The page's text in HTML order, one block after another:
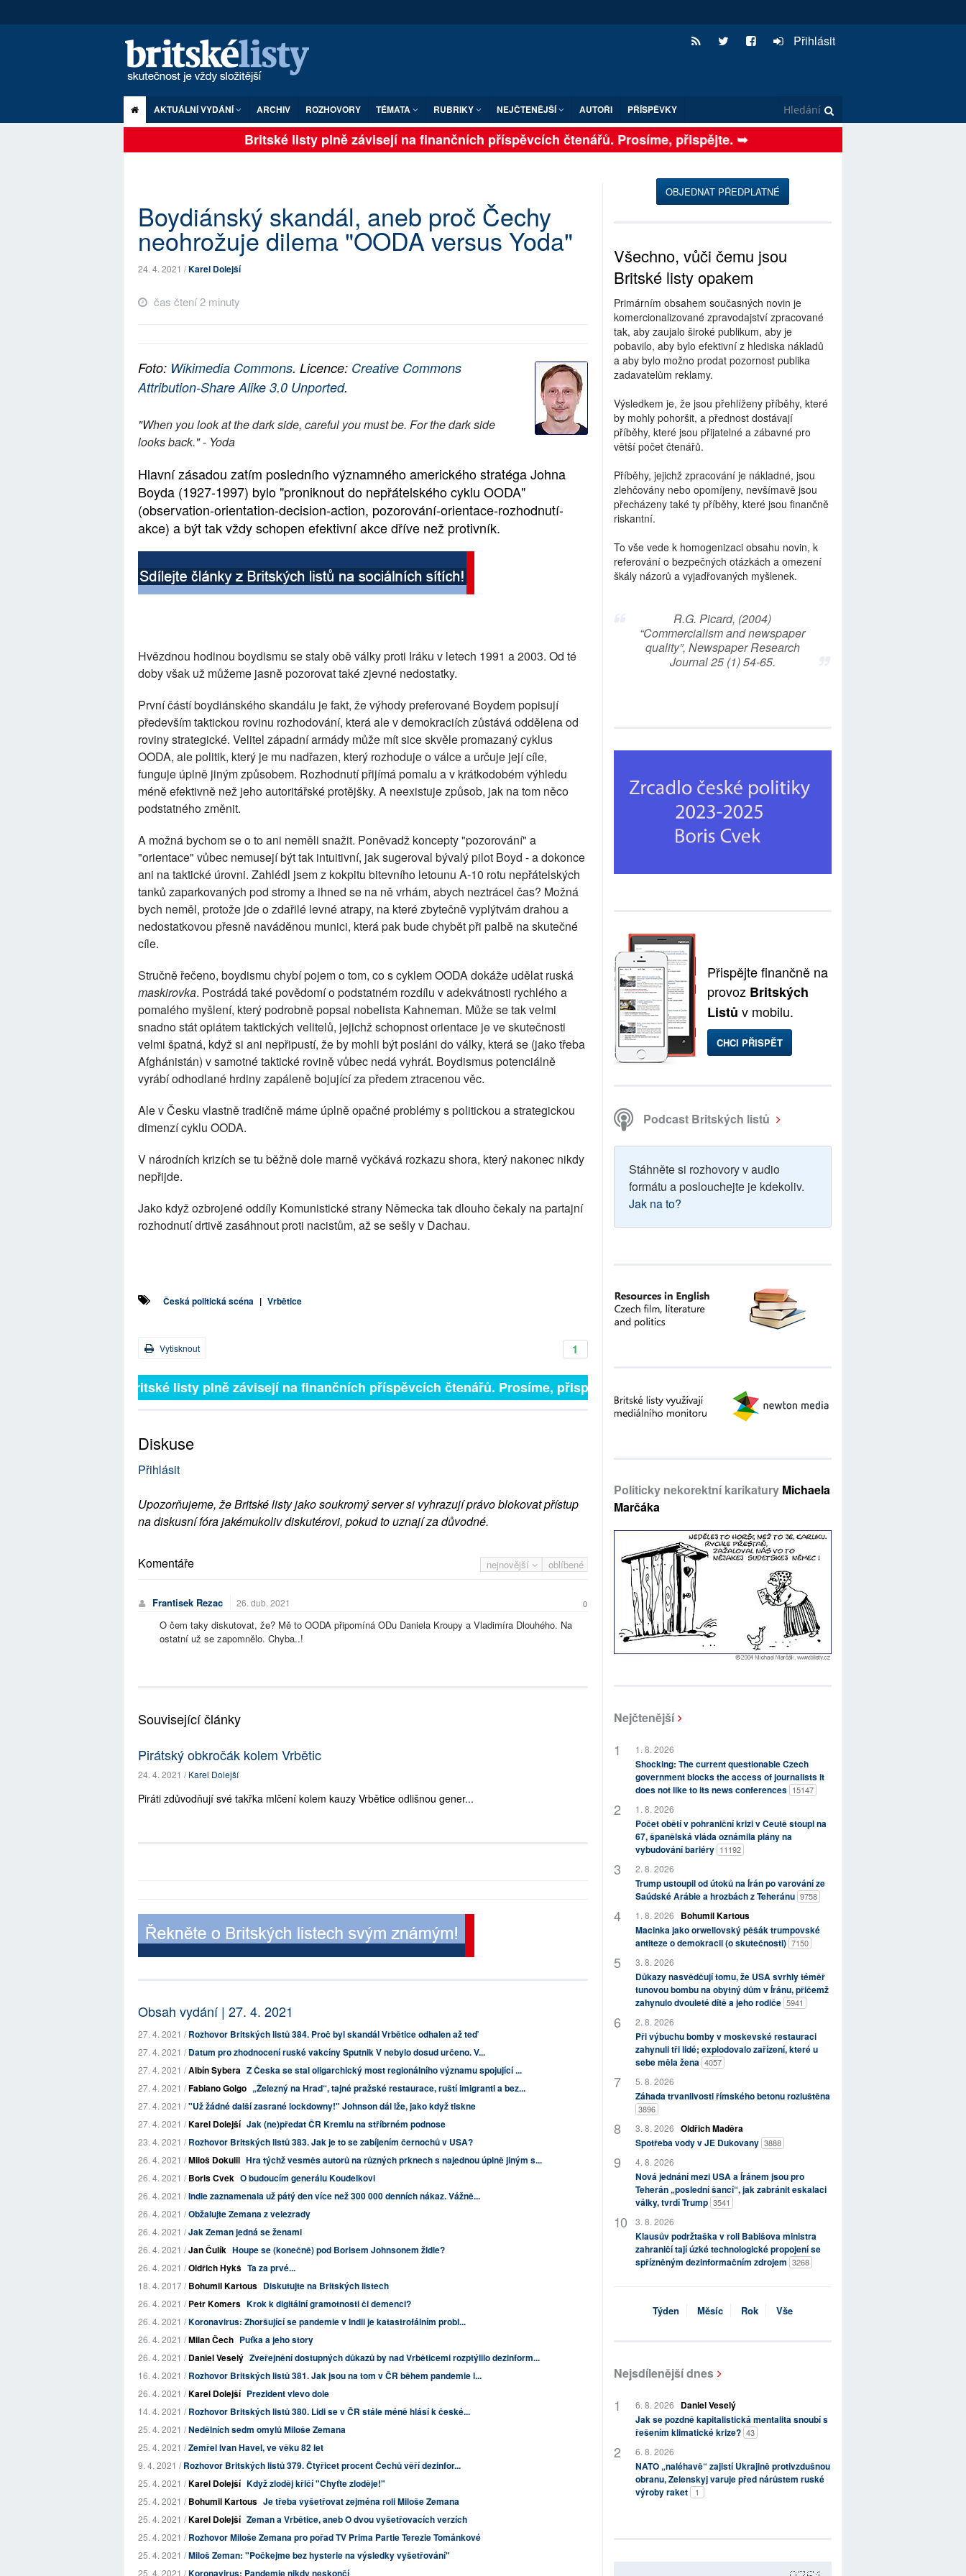
Přihlásit
AKTUÁLNÍ VYDÁNÍ ARCHIV ROZHOVORY TÉMATA RUBRIKY NEJČTENĚJŠÍ AUTOŘI PŘÍSPĚVKY
Britské listy plně závisejí na finančních příspěvcích čtenářů. Prosíme, přispějte. ➥
Boydiánský skandál, aneb proč Čechy
neohrožuje dilema "OODA versus Yoda"
24. 4. 2021 /Karel Dolejší
čas čtení 2 minuty
Foto: Wikimedia Commons. Licence: Creative Commons
Attribution-Share Alike 3.0 Unported.
"When you look at the dark side, careful you must be. For the dark side
looks back." - Yoda
Hlavní zásadou zatím posledního významného amerického stratéga Johna
Boyda (1927-1997) bylo "proniknout do nepřátelského cyklu OODA"
(observation-orientation-decision-action, pozorování-orientace-rozhodnutí-
akce) a být tak vždy schopen efektivní akce dříve než protivník.
Hvězdnou hodinou boydismu se staly obě války proti Iráku v letech 1991 a 2003. Od té
doby však už můžeme jasně pozorovat také zjevné nedostatky.
První částí boydiánského skandálu je fakt, že výhody preferované Boydem popisují
především taktickou rovinu rozhodování, která ale v demokraciích zůstává oddělena od
roviny strategické. Velitel západní armády může mít sice skvěle promazaný cyklus
OODA, ale politik, který je mu nadřazen, který rozhoduje o válce a určuje její cíle,
funguje úplně jiným způsobem. Rozhodnutí přijímá pomalu a v krátkodobém výhledu
méně efektivně než jeho autoritářské protějšky. A neexistuje způsob, jak na tom něco
podstatného změnit.
A možná bychom se o to ani neměli snažit. Poněvadž koncepty "pozorování" a
"orientace" vůbec nemusejí být tak intuitivní, jak sugeroval bývalý pilot Boyd - a dokonce
ani na taktické úrovni. Zahlédl jsem z kokpitu bitevního letounu A-10 rotu nepřátelských
tanků zaparkovaných pod stromy a ihned se na ně vrhám, abych neztrácel čas? Možná
bych neměl, protože jde o zdařilé levné atrapy, na které zbytečně vyplýtvám drahou a
nedostatkovou přesně naváděnou munici, která pak bude chybět při palbě na skutečné
cíle.
Stručně řečeno, boydismu chybí pojem o tom, co s cyklem OODA dokáže udělat ruská
maskirovka. Postrádá také povědomí o podstatném rozdílu v adekvátnosti rychlého a
pomalého myšlení, který podrobně popsal nobelista Kahneman. Může se tak velmi
snadno stát opiátem taktických velitelů, jejichž schopnost orientace je ve skutečnosti
velmi špatná, když si ani nepřipustí, že by mohli být posláni do války, která se (jako třeba
Afghánistán) v samotné taktické rovině vůbec nedá vyhrát. Boydismus potenciálně
vyrábí odhodlané hrdiny zapáleně bojující za předem ztracenou věc.
Ale v Česku vlastně tradičně máme úplně opačné problémy s politickou a strategickou
dimenzí cyklu OODA.
V národních krizích se tu běžně dole marně vyčkává rozkazu shora, který nakonec nikdy
nepřijde.
Jako když ozbrojené oddíly Komunistické strany Německa tak dlouho čekaly na partajní
rozhodnutí drtivě zasáhnout proti nacistům, až se sešly v Dachau.
Česká politická scéna | Vrbětice
1
Vytisknout
Britské listy plně závisejí na finančních příspěvcích čtenářů. Prosíme, přispějte. ➥
Diskuse
Přihlásit
Upozorňujeme, že Britské listy jako soukromý server si vyhrazují právo blokovat přístup
na diskusní fóra jakémukoliv diskutérovi, pokud to uznají za důvodné.
nejnovější oblíbené
Komentáře
Frantisek Rezac 26. dub. 2021 0
O čem taky diskutovat, že? Mě to OODA připomíná ODu Daniela Kroupy a Vladimíra Dlouhého. Na
ostatní už se zapomnělo. Chyba..!
Související články
Pirátský obkročák kolem Vrbětic
24. 4. 2021 /Karel Dolejší
Piráti zdůvodňují své takřka mlčení kolem kauzy Vrbětice odlišnou gener...
Obsah vydání | 27. 4. 2021
27. 4. 2021 /Rozhovor Britských listů 384. Proč byl skandál Vrbětice odhalen až teď
27. 4. 2021 /Datum pro zhodnocení ruské vakcíny Sputnik V nebylo dosud určeno. V...
27. 4. 2021 /Albín Sybera Z Česka se stal oligarchický most regionálního významu spojující ...
27. 4. 2021 /Fabiano Golgo „Železný na Hrad“, tajné pražské restaurace, ruští imigranti a bez...
27. 4. 2021 /"Už žádné další zasrané lockdowny!" Johnson dál lže, jako když tiskne
27. 4. 2021 /Karel Dolejší Jak (ne)předat ČR Kremlu na stříbrném podnose
23. 4. 2021 /Rozhovor Britských listů 383. Jak je to se zabíjením černochů v USA?
26. 4. 2021 /Miloš Dokulil Hra týchž vesměs autorů na různých prknech s najednou úplně jiným s...
26. 4. 2021 /Boris Cvek O budoucím generálu Koudelkovi
26. 4. 2021 /Indie zaznamenala už pátý den více než 300 000 denních nákaz. Vážně...
26. 4. 2021 /Obžalujte Zemana z velezrady
26. 4. 2021 /Jak Zeman jedná se ženami
26. 4. 2021 /Jan Čulík Houpe se (konečně) pod Borisem Johnsonem židle?
26. 4. 2021 /Oldřich Hykš Ta za prvé...
18. 4. 2017 /Bohumil Kartous Diskutujte na Britských listech
26. 4. 2021 /Petr Komers Krok k digitální gramotnosti či demenci?
26. 4. 2021 /Koronavirus: Zhoršující se pandemie v Indii je katastrofálním probl...
26. 4. 2021 /Milan Čech Puťka a jeho story
26. 4. 2021 /Daniel Veselý Zveřejnění dostupných důkazů by nad Vrběticemi rozptýlilo dezinform...
16. 4. 2021 /Rozhovor Britských listů 381. Jak jsou na tom v ČR během pandemie l...
26. 4. 2021 /Karel Dolejší Prezident vlevo dole
14. 4. 2021 /Rozhovor Britských listů 380. Lidi se v ČR stále méně hlásí k české...
25. 4. 2021 /Nedělních sedm omylů Miloše Zemana
25. 4. 2021 /Zemřel Ivan Havel, ve věku 82 let
9. 4. 2021 /Rozhovor Britských listů 379. Čtyřicet procent Čechů věří dezinfor...
25. 4. 2021 /Karel Dolejší Když zloděj křičí "Chyťte zloděje!"
25. 4. 2021 /Bohumil Kartous Je třeba vyšetřovat zejména roli Miloše Zemana
25. 4. 2021 /Karel Dolejší Zeman a Vrbětice, aneb O dvou vyšetřovacích verzích
25. 4. 2021 /Rozhovor Miloše Zemana pro pořad TV Prima Partie Terezie Tománkové
25. 4. 2021 /Miloš Zeman: "Počkejme bez hysterie na výsledky vyšetřování"
25. 4. 2021 /Koronavirus: Pandemie nikdy neskončí
OBJEDNAT PŘEDPLATNÉ
Všechno, vůči čemu jsou
Britské listy opakem
Primárním obsahem současných novin je
komercionalizované zpravodajství zpracované
tak, aby zaujalo široké publikum, aby je
pobavilo, aby bylo efektivní z hlediska nákladů
a aby bylo možno prodat pozornost publika
zadavatelům reklamy.
Výsledkem je, že jsou přehlíženy příběhy, které
by mohly pohoršit, a přednost dostávají
příběhy, které jsou přijatelné a zábavné pro
větší počet čtenářů.
Příběhy, jejichž zpracování je nákladné, jsou
zlehčovány nebo opomíjeny, nevšímavě jsou
přecházeny také ty příběhy, které jsou finančně
riskantní.
To vše vede k homogenizaci obsahu novin, k
referování o bezpečných otázkách a omezení
škály názorů a vyjadřovaných myšlenek.
R.G. Picard, (2004)
“Commercialism and newspaper
quality”, Newspaper Research
Journal 25 (1) 54-65.
Přispějte finančně na
provoz Britských
Listů v mobilu.
CHCI PŘISPĚT
Podcast Britských listů
Stáhněte si rozhovory v audio
formátu a poslouchejte je kdekoliv.
Jak na to?
Politicky nekorektní karikatury Michaela
Marčáka
Nejčtenější
1. 8. 2026
Shocking: The current questionable Czech
government blocks the access of journalists it
does not like to its news conferences 15147
1. 8. 2026
Počet obětí v pohraniční krizi v Ceutě stoupl na
67, španělská vláda oznámila plány na
vybudování bariéry 11192
2. 8. 2026
Trump ustoupil od útoků na Írán po varování ze
Saúdské Arábie a hrozbách z Teheránu 9758
1. 8. 2026
Bohumil Kartous
Macinka jako orwellovský pěšák trumpovské
antiteze o demokracii (o skutečnosti) 7150
3. 8. 2026
Důkazy nasvědčují tomu, že USA svrhly téměř
tunovou bombu na obytný dům v Íránu, přičemž
zahynulo dvouleté dítě a jeho rodiče 5941
2. 8. 2026
Při výbuchu bomby v moskevské restauraci
zahynuli tři lidé; explodovalo zařízení, které u
sebe měla žena 4057
5. 8. 2026
Záhada trvanlivosti římského betonu rozluštěna
3896
3. 8. 2026 Oldřich Maděra
Spotřeba vody v JE Dukovany 3888
4. 8. 2026
Nová jednání mezi USA a Íránem jsou pro
Teherán „poslední šancí“, jak zabránit eskalaci
války, tvrdí Trump 3541
3. 8. 2026
Klausův podržtaška v roli Babišova ministra
zahraničí tají úzké technologické propojení se
spřízněným dezinformačním zdrojem 3268
Týden Měsíc Rok Vše
Nejsdílenější dnes
6. 8. 2026
Daniel Veselý
Jak se pozdně kapitalistická mentalita snoubí s
řešením klimatické krize? 43
6. 8. 2026
NATO „naléhavě“ zajistí Ukrajině protivzdušnou
obranu, Zelenskyj varuje před nárůstem ruské
výroby raket
1